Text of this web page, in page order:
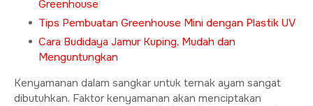
Greenhouse
Tips Pembuatan Greenhouse Mini dengan Plastik UV
Cara Budidaya Jamur Kuping, Mudah dan
Menguntungkan
Kenyamanan dalam sangkar untuk ternak ayam sangat
dibutuhkan. Faktor kenyamanan akan menciptakan